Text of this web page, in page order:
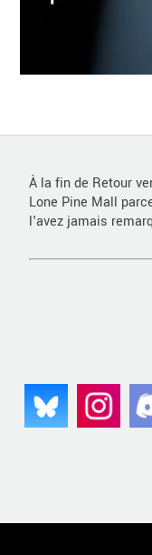
À la fin de Retour
Lone Pine Mall
l'avez jamais